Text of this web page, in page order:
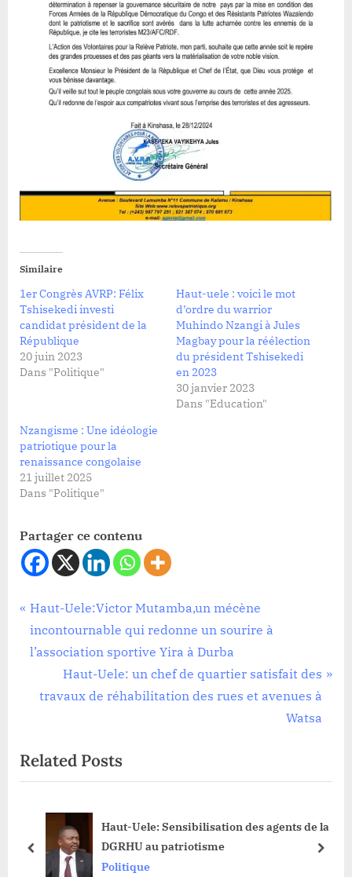
Similaire
1er Congrès AVRP: Félix
Tshisekedi investi
candidat président de la
République
20 juin 2023
Dans "Politique"
Haut-uele : voici le mot
d’ordre du warrior
Muhindo Nzangi à Jules
Magbay pour la réélection
du président Tshisekedi
en 2023
30 janvier 2023
Dans "Education"
Nzangisme : Une idéologie
patriotique pour la
renaissance congolaise
21 juillet 2025
Dans "Politique"
Partager ce contenu
Politique
Navigation
de
l’article
P
r
e
s
P
t
Haut-Uele:Victor Mutamba,un mécène
incontournable qui redonne un sourire à
l’association sportive Yira à Durba
N
e
P
o
t
:
Haut-Uele: un chef de quartier satisfait des
travaux de réhabilitation des rues et avenues à
Watsa
Related Posts
Haut-Uele: Sensibilisation des agents de la
DGRHU au patriotisme
Politique
prev next